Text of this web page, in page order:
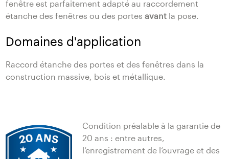
fenêtre est parfaitement adapté au raccordement
étanche des fenêtres ou des portesavant la pose.
Domaines d'application
Raccord étanche des portes et des fenêtres dans la
construction massive, bois et métallique.
Condition préalable à la garantie de
20 ans : entre autres,
l‘enregistrement de l‘ouvrage et des